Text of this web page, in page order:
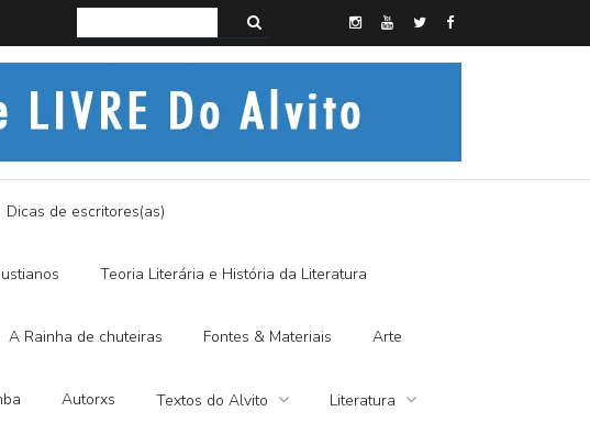
Histórias do Alvito – SEMI-MÍSTICO, SIM SENHOR
Dicas de escritores(as)
Teoria Literária e História da Literatura
A Rainha de chuteiras Fontes & Materiais Arte
Autorxs Textos do Alvito Literatura